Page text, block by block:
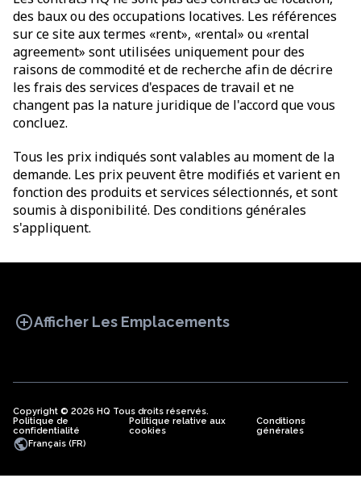
des baux ou des occupations locatives. Les références
sur ce site aux termes «rent», «rental» ou «rental
agreement» sont utilisées uniquement pour des
raisons de commodité et de recherche afin de décrire
les frais des services d'espaces de travail et ne
changent pas la nature juridique de l'accord que vous
concluez.
Tous les prix indiqués sont valables au moment de la
demande. Les prix peuvent être modifiés et varient en
fonction des produits et services sélectionnés, et sont
soumis à disponibilité. Des conditions générales
s'appliquent.
add_circleAfficher Les Emplacements
BUREAU COWORKING
BUREAUX
Copyright © 2026 HQ Tous droits réservés.
Politique de
confidentialité
Politique relative aux
cookies
Conditions
générales
publicFrançais (FR)